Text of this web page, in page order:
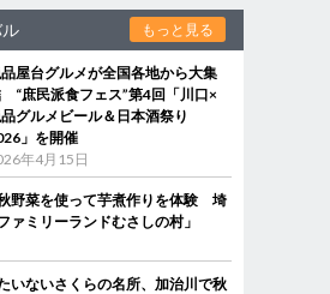
もっと見る
屋台グルメが全国各地から大集
“庶民派食フェス”第4回「川口×
グルメビール＆日本酒祭り
」を開催
年4月15日
野菜を使って芋煮作りを体験 埼
ァミリーランドむさしの村」
いないさくらの名所、加治川で秋